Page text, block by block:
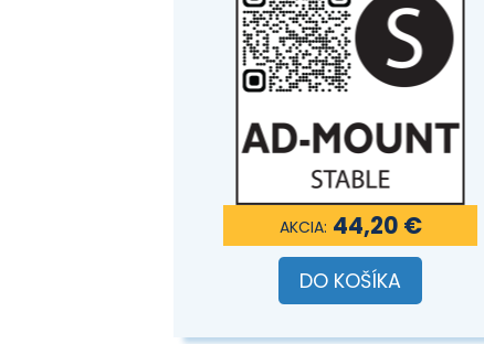
44,20 €
DO KOŠÍKA